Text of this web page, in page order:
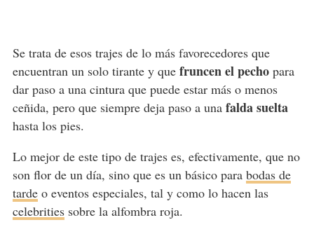
Se trata de esos trajes de lo más favorecedores que
encuentran un solo tirante y que fruncen el pechopara
dar paso a una cintura que puede estar más o menos
ceñida, pero que siempre deja paso a una falda suelta
hasta los pies.
Lo mejor de este tipo de trajes es, efectivamente, que no
son flor de un día, sino que es un básico para bodas de
tardeo eventos especiales, tal y como lo hacen las
celebritiessobre la alfombra roja.